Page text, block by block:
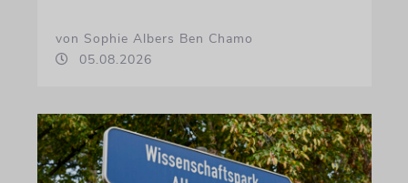
von Sophie Albers Ben Chamo
05.08.2026